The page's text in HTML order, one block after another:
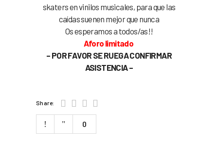
skaters en vinilos musicales, para que las
caídas suenen mejor que nunca
Os esperamos a todos/as!!
Aforo limitado
– POR FAVOR SE RUEGA CONFIRMAR
ASISTENCIA –
Share:
0